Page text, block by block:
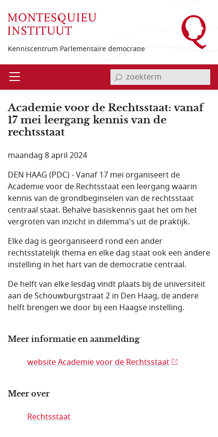
Kenniscentrum Parlementaire democratie
Open invoerveld zoekterm
Academie voor de Rechtsstaat: vanaf
17 mei leergang kennis van de
rechtsstaat
maandag 8 april 2024
DEN HAAG (PDC) - Vanaf 17 mei organiseert de
Academie voor de Rechtsstaat een leergang waarin
kennis van de grondbeginselen van de rechtsstaat
centraal staat. Behalve basiskennis gaat het om het
vergroten van inzicht in dilemma's uit de praktijk.
Elke dag is georganiseerd rond een ander
rechtsstatelijk thema en elke dag staat ook een andere
instelling in het hart van de democratie centraal.
De helft van elke lesdag vindt plaats bij de universiteit
aan de Schouwburgstraat 2 in Den Haag, de andere
helft brengen we door bij een Haagse instelling.
Meer informatie en aanmelding
website Academie voor de Rechtsstaat
Meer over
Rechtsstaat